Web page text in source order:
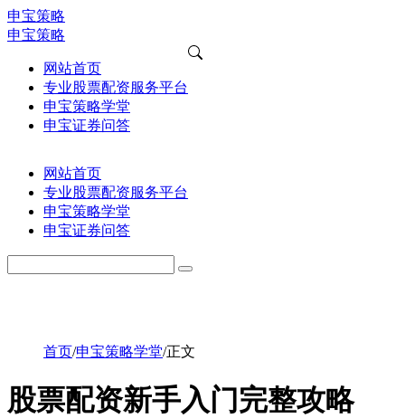
申宝策略
申宝策略
网站首页
专业股票配资服务平台
申宝策略学堂
申宝证券问答
网站首页
专业股票配资服务平台
申宝策略学堂
申宝证券问答
首页/申宝策略学堂/正文
股票配资新手入门完整攻略